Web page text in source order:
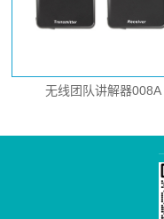
无线团队讲解器008A